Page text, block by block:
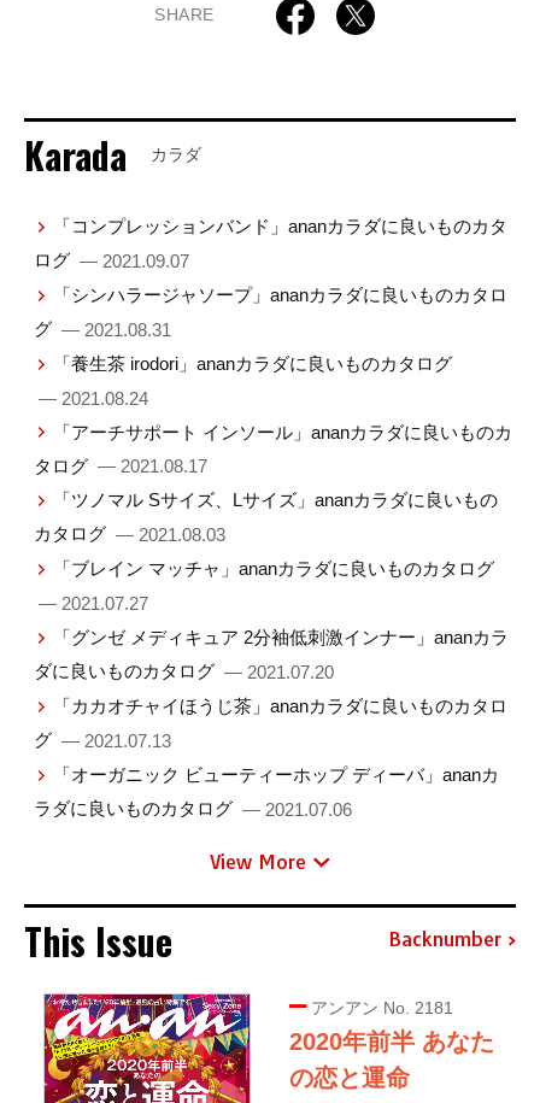
SHARE
Karada カラダ
「コンプレッションバンド」ananカラダに良いものカタ
ログ — 2021.09.07
「シンハラージャソープ」ananカラダに良いものカタロ
グ — 2021.08.31
「養生茶 irodori」ananカラダに良いものカタログ
— 2021.08.24
「アーチサポート インソール」ananカラダに良いものカ
タログ — 2021.08.17
「ツノマル Sサイズ、Lサイズ」ananカラダに良いもの
カタログ — 2021.08.03
「ブレイン マッチャ」ananカラダに良いものカタログ
— 2021.07.27
「グンゼ メディキュア 2分袖低刺激インナー」ananカラ
ダに良いものカタログ — 2021.07.20
「カカオチャイほうじ茶」ananカラダに良いものカタロ
グ — 2021.07.13
「オーガニック ビューティーホップ ディーバ」ananカ
ラダに良いものカタログ — 2021.07.06
View More
This Issue Backnumber
アンアン No. 2181
2020年前半 あなた
の恋と運命